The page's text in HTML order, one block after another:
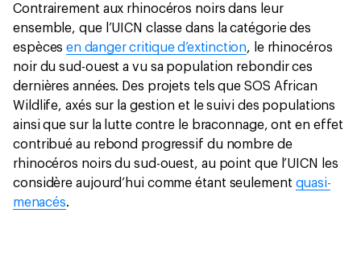
Contrairement aux rhinocéros noirs dans leur
ensemble, que l’UICN classe dans la catégorie des
espècesen danger critique d’extinction, le rhinocéros
noir du sud-ouest a vu sa population rebondir ces
dernières années. Des projets tels que SOS African
Wildlife, axés sur la gestion et le suivi des populations
ainsi que sur la lutte contre le braconnage, ont en effet
contribué au rebond progressif du nombre de
rhinocéros noirs du sud-ouest, au point que l’UICN les
considère aujourd’hui comme étant seulement quasi-
menacés.